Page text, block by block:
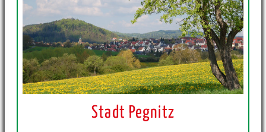
Stadt Pegnitz